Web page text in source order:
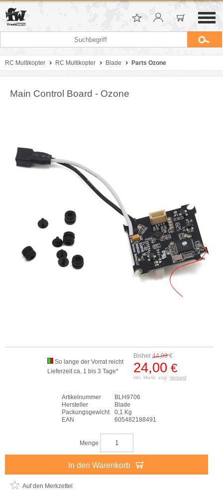
RC Multikopter RC Multikopter Blade Parts Ozone
Main Control Board - Ozone
Bisher 44,99€
24,00 €
inkl. MwSt. zzgl. Versand
So lange der Vorrat reicht
Lieferzeit ca. 1 bis 3 Tage*
Artikelnummer
BLH9706
Hersteller
Blade
Packungsgewicht
0,1 Kg
EAN
605482188491
Menge
In den Warenkorb
Auf den Merkzettel